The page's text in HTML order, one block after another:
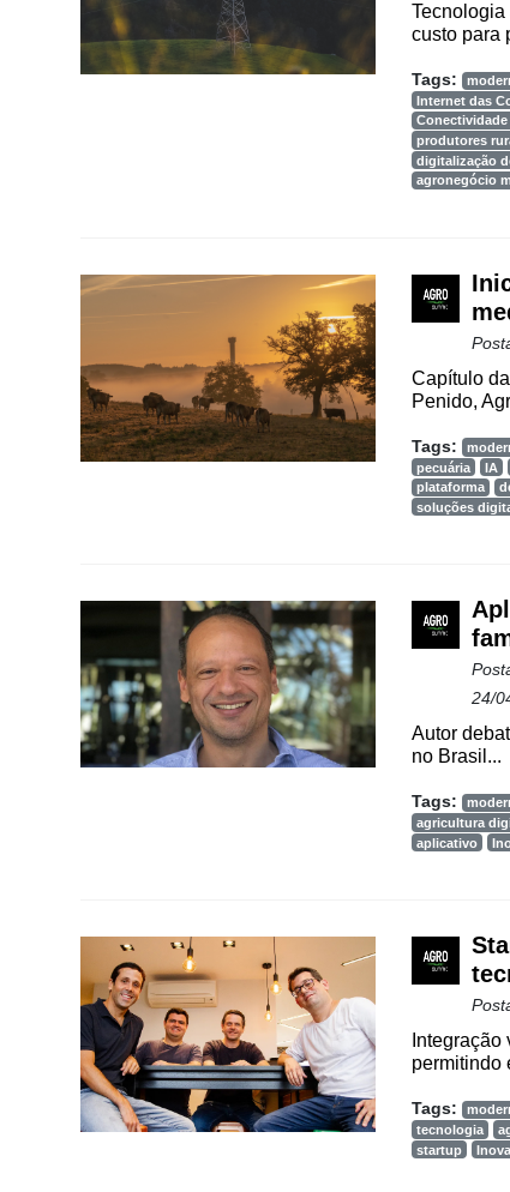
custo para
Tags:
Internet das
produtores
digitalização
agronegócio
Capítulo
Penido,
Tags:
pecuária
IA
plataforma
soluções
24/
Autor
no Brasil...
Tags:
agricultura
aplicativo
permitindo
Tags:
tecnologia
startup